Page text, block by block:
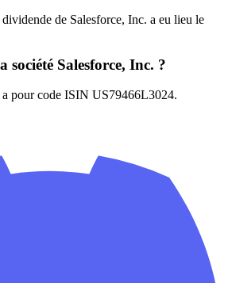
de Salesforce, Inc. a eu lieu le
société Salesforce, Inc. ?
pour code ISIN US79466L3024.